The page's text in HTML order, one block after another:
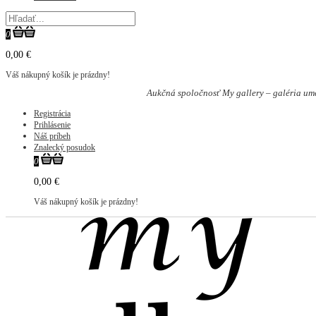
0
0,00 €
Váš nákupný košík je prázdny!
Aukčná spoločnosť My gallery – galéria
Registrácia
Prihlásenie
Náš príbeh
Znalecký posudok
0
0,00 €
Váš nákupný košík je prázdny!